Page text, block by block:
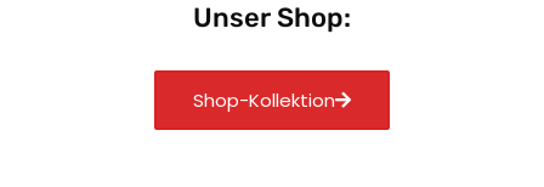
Unser Shop:
Shop-Kollektion